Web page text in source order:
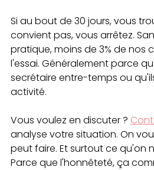
Si au bout de 30 jours, vous
convient pas, vous arrêtez.
pratique, moins de 3% de nos
l'essai. Généralement parce
secrétaire entre-temps ou
activité.
Vous voulez en discuter ?
analyse votre situation. On
peut faire. Et surtout ce qu'on
Parce que l'honnêteté, ça